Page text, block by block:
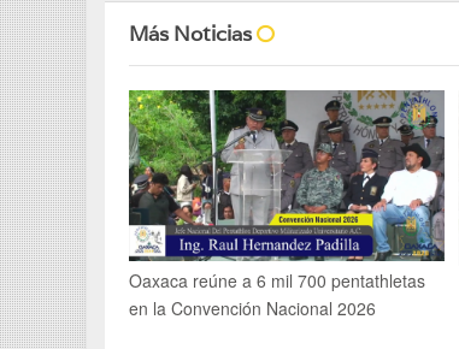
Más Noticias
Oaxaca reúne a 6 mil 700 pentathletas
en la Convención Nacional 2026